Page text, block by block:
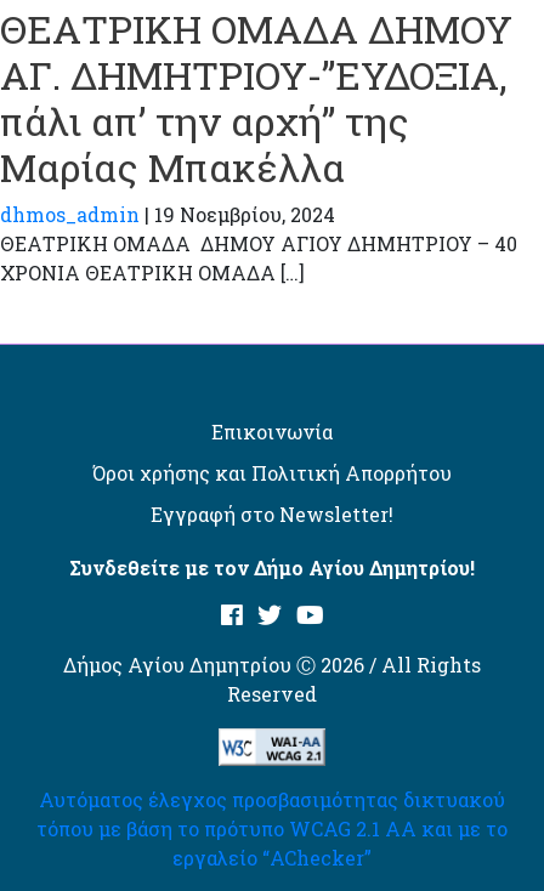
ΘΕΑΤΡΙΚΗ ΟΜΑΔΑ ΔΗΜΟΥ
ΑΓ. ΔΗΜΗΤΡΙΟΥ-”ΕΥΔΟΞΙΑ,
πάλι απ’ την αρχή” της
Μαρίας Μπακέλλα
dhmos_admin | 19 Νοεμβρίου, 2024
ΘΕΑΤΡΙΚΗ ΟΜΑΔΑ ΔΗΜΟΥ ΑΓΙΟΥ ΔΗΜΗΤΡΙΟΥ – 40
ΧΡΟΝΙΑ ΘΕΑΤΡΙΚΗ ΟΜΑΔΑ […]
Επικοινωνία
Όροι χρήσης και Πολιτική Απορρήτου
Εγγραφή στο Newsletter!
Συνδεθείτε με τον Δήμο Αγίου Δημητρίου!
Δήμος Αγίου Δημητρίου Ⓒ 2026 / All Rights
Reserved
Αυτόματος έλεγχος προσβασιμότητας δικτυακού
τόπου με βάση το πρότυπο WCAG 2.1 AA και με το
εργαλείο “AChecker”